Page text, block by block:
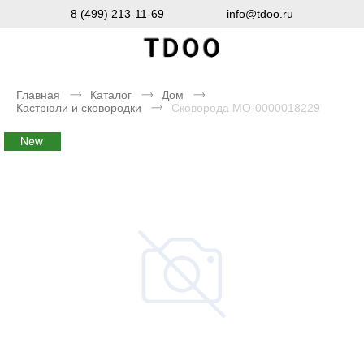
8 (499) 213-11-69 info@tdoo.ru
Главная Каталог
Дом
Кастрюли и сковородки
Сковорода MO-0000018229